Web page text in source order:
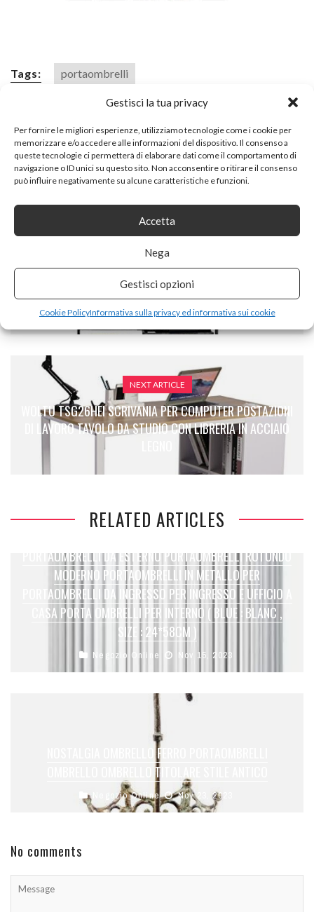
Gestisci la tua privacy
Per fornire le migliori esperienze, utilizziamo tecnologie come i cookie per
memorizzare e/o accedere alle informazioni del dispositivo. Il consenso a
queste tecnologie ci permetterà di elaborare dati come il comportamento di
navigazione o ID unici su questo sito. Non acconsentire o ritirare il consenso
può influire negativamente su alcune caratteristiche e funzioni.
Accetta
Nega
Gestisci opzioni
Cookie PolicyInformativa sulla privacy ed informativa sui cookie
Tags: portaombrelli
SHARE ON
PREVIOUS ARTICLE
HTZ PORTABOTTIGLIE DA VINO | PORTABOTTIGLIE DA
PARETE PORTABOTTIGLIE IN METALLO | PORTABOTTIGLIE
DA PARETE PORTABOTTIGLIE DA PARETE PORTABOTTIGLIE
DA PARETE PORTA VINO
NEXT ARTICLE
WOLTU TSG26HEI SCRIVANIA PER COMPUTER POSTAZIONI
DI LAVORO TAVOLO DA STUDIO CON LIBRERIA IN ACCIAIO
RELATED ARTICLES
PORTAOMBRELLI DA ESTERNO PORTAOMBRELLI ROTONDO
MODERNO PORTAOMBRELLI IN METALLO PER
PORTAOMBRELLI DA INGRESSO PER INGRESSO E UFFICIO A
CASA PORTA OMBRELLI PER INTERNO ( BLUE : BLANC ,
SIZE : 24*58CM )
Negozio Online Nov 15, 2023
NOSTALGIA OMBRELLO FERRO PORTAOMBRELLI
OMBRELLO OMBRELLO TITOLARE STILE ANTICO
Negozio Online Nov 23, 2023
No comments